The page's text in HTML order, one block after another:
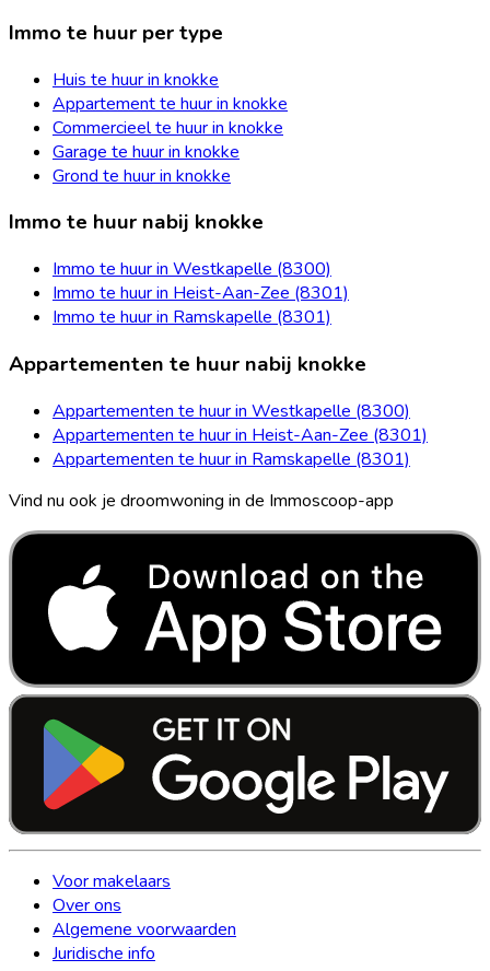
Immo te huur per type
Huis te huur in knokke
Appartement te huur in knokke
Commercieel te huur in knokke
Garage te huur in knokke
Grond te huur in knokke
Immo te huur nabij knokke
Immo te huur in Westkapelle (8300)
Immo te huur in Heist-Aan-Zee (8301)
Immo te huur in Ramskapelle (8301)
Appartementen te huur nabij knokke
Appartementen te huur in Westkapelle (8300)
Appartementen te huur in Heist-Aan-Zee (8301)
Appartementen te huur in Ramskapelle (8301)
Vind nu ook je droomwoning in de Immoscoop-app
Voor makelaars
Over ons
Algemene voorwaarden
Juridische info